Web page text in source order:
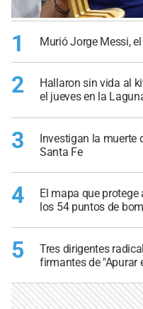
1 Murió Jorge Messi,
2
Hallaron sin vida al
el jueves en la
3
Investigan la muerte
Santa Fe
4
El mapa que
los 54 puntos de
5
Tres dirigentes
firmantes de "Apurar